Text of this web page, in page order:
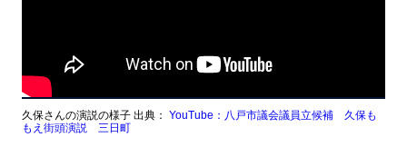
久保さんの演説の様子 出典： YouTube：八戸市議会議員立候補 久保も
もえ街頭演説 三日町